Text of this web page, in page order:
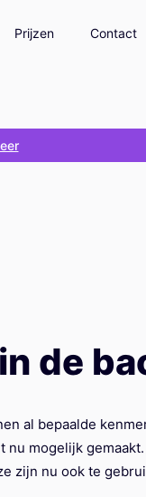
Prijzen Contact
de
al bepaalde
nu mogelijk
zijn nu ook te